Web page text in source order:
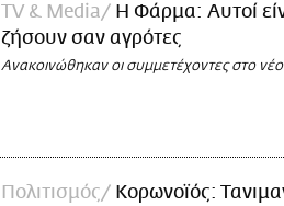
TV & Media
Η Φάρμα: Αυτοί
ζήσουν σαν αγρότες
Ανακοινώθηκαν οι συμμετέχοντες στο νέο
Πολιτισμός
Κορωνοϊός: